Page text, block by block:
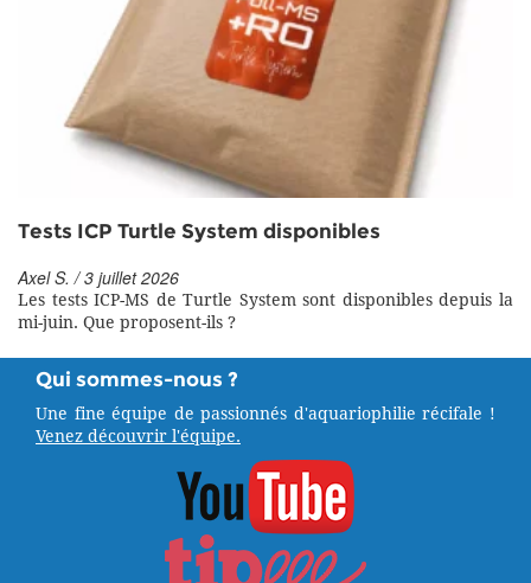
Tests ICP Turtle System disponibles
Axel S. / 3 juillet 2026
Les tests ICP-MS de Turtle System sont disponibles depuis la
mi-juin. Que proposent-ils ?
Qui sommes-nous ?
Une fine équipe de passionnés d'aquariophilie récifale !
Venez découvrir l'équipe.